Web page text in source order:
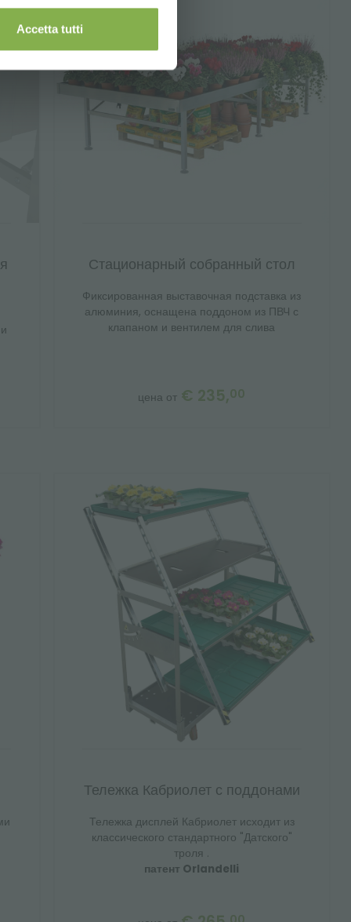
Accetta tutti
Стационарный собранный стол
Фиксированная выставочная подставка из
алюминия, оснащена поддоном из ПВЧ с
клапаном и вентилем для слива
цена от € 235,00
Тележка Кабриолет с поддонами
Тележка дисплей Кабриолет исходит из
классического стандартного "Датского"
троля .
патент Orlandelli